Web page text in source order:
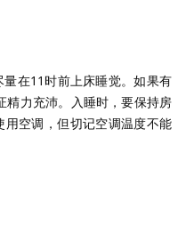
在11时前上床睡觉。如果有
精力充沛。入睡时，要保持房
空调，但切记空调温度不能